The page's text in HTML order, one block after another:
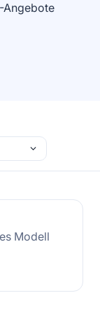
Angebote
Modell